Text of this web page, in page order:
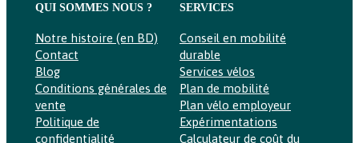
QUI SOMMES NOUS ?
Notre histoire (en BD)
Contact
Blog
Conditions générales de
vente
Politique de
confidentialité
SERVICES
Conseil en mobilité
durable
Services vélos
Plan de mobilité
Plan vélo employeur
Expérimentations
Calculateur de coût du